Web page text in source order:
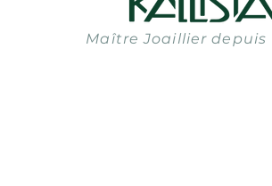
Maître Joaillier depuis